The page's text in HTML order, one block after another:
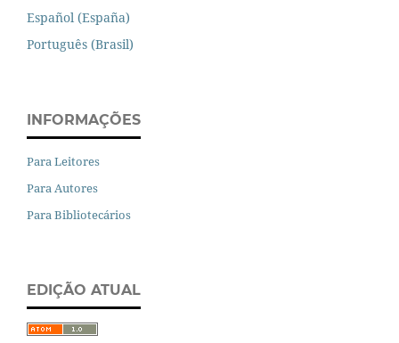
Español (España)
Português (Brasil)
INFORMAÇÕES
Para Leitores
Para Autores
Para Bibliotecários
EDIÇÃO ATUAL